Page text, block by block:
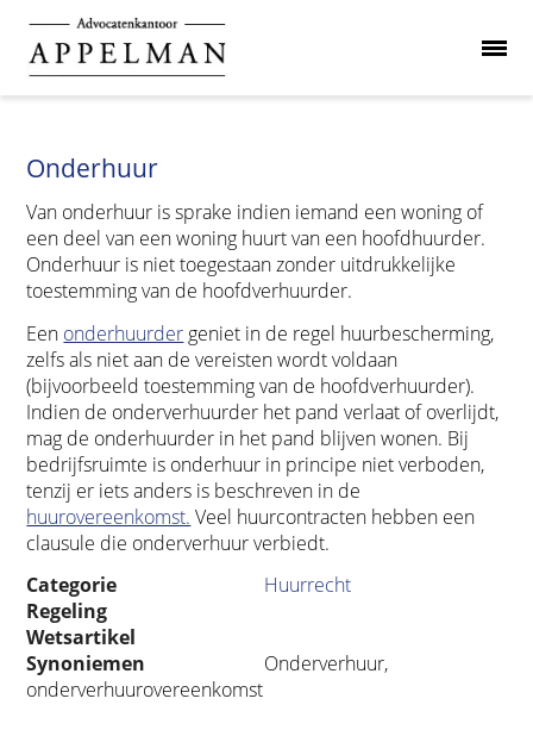
Onderhuur
Van onderhuur is sprake indien iemand een woning of
een deel van een woning huurt van een hoofdhuurder.
Onderhuur is niet toegestaan zonder uitdrukkelijke
toestemming van de hoofdverhuurder.
Een onderhuurder geniet in de regel huurbescherming,
zelfs als niet aan de vereisten wordt voldaan
(bijvoorbeeld toestemming van de hoofdverhuurder).
Indien de onderverhuurder het pand verlaat of overlijdt,
mag de onderhuurder in het pand blijven wonen. Bij
bedrijfsruimte is onderhuur in principe niet verboden,
tenzij er iets anders is beschreven in de
huurovereenkomst. Veel huurcontracten hebben een
clausule die onderverhuur verbiedt.
Categorie
Huurrecht
Regeling
Wetsartikel
Synoniemen
Onderverhuur,
onderverhuurovereenkomst